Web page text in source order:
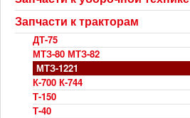
Запчасти к тракторам
ДТ-75
МТЗ-80 МТЗ-82
МТЗ-1221
К-700 К-744
Т-150
Т-40